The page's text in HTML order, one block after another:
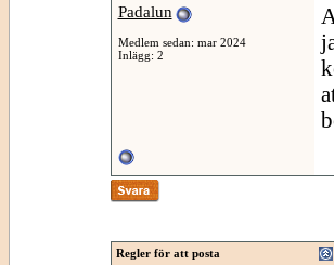
Padalun
Medlem sedan: mar 2024
Inlägg: 2
Regler för att posta